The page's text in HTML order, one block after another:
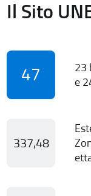
Il Sito
47
23
e
337,48